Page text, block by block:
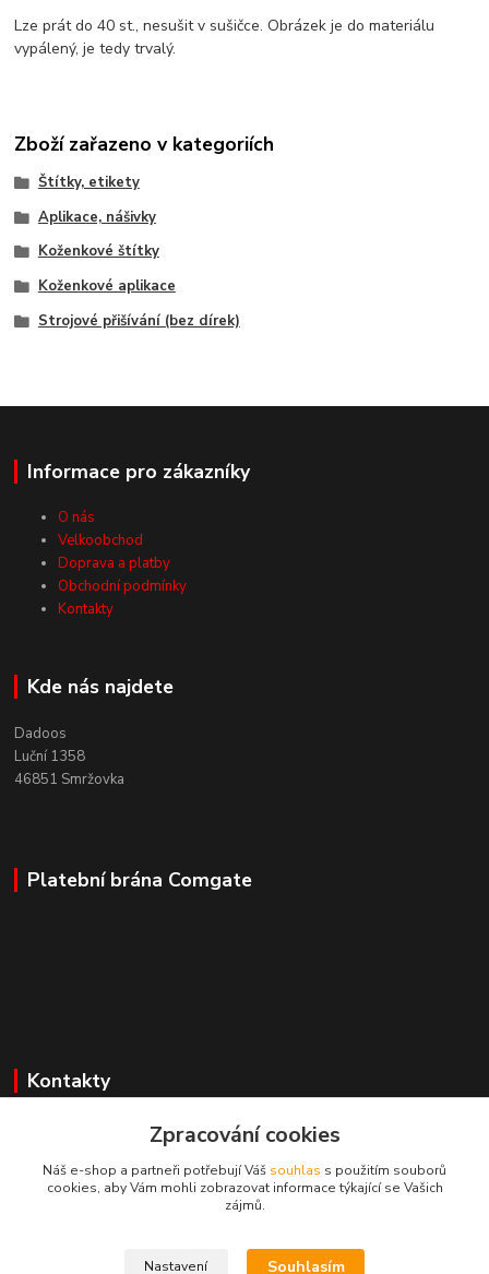
Lze prát do 40 st., nesušit v sušičce. Obrázek je do materiálu
vypálený, je tedy trvalý.
Zboží zařazeno v kategoriích
Štítky, etikety
Aplikace, nášivky
Koženkové štítky
Koženkové aplikace
Strojové přišívání (bez dírek)
Informace pro zákazníky
O nás
Velkoobchod
Doprava a platby
Obchodní podmínky
Kontakty
Kde nás najdete
Dadoos
Luční 1358
46851 Smržovka
Platební brána Comgate
Kontakty
Mgr. Darina Janoušková
Zpracování cookies
Náš e-shop a partneři potřebují Váš souhlas s použitím souborů
cookies, aby Vám mohli zobrazovat informace týkající se Vašich
zájmů.
Nastavení Souhlasím